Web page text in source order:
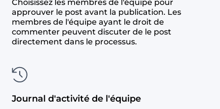
Choisissez les membres de l'équipe pour
approuver le post avant la publication. Les
membres de l'équipe ayant le droit de
commenter peuvent discuter de le post
directement dans le processus.
Journal d'activité de l'équipe